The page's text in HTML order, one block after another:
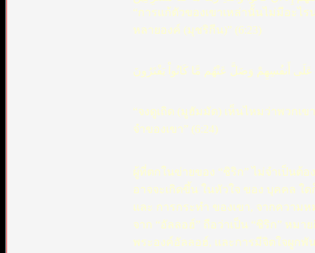
“การแก้ตัวของเขาเหล่านั้นไม่มีอะไ
หลายองค์ (มุชริกีน)” (6:23)
عَلَى أَنفُسِهِمْ وَضَلَّ عَنْهُم مَّا كَانُواْ يَفْتَرُونَ
“จงดูเถิด (มูฮัมมัด) เห็นไหมว่าพวกเ
จำของเขา” (6:24)
ผู้ที่ตกในข่ายของ “ชิริก” ไม่จำเป็นต้
อาจจะเกิดขึ้น ในหัวใจ ของ บุคคล ใ
และ การกระทำ ของเขา, จากควา
จาก “อัลลอฮ์” ถือว่าเป็น “ชิริก” หม
พระองค์อัลลอฮ์, และการมีจิตใจผูก